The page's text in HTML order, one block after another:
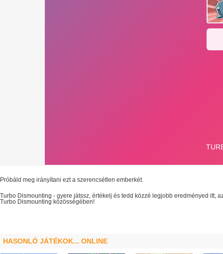
Próbáld meg irányítani ezt a szerencsétlen emberkét.
Turbo Dismounting - gyere játssz, értékelj és tedd közzé legjobb eredményed itt,
Turbo Dismounting közösségében!
HASONLÓ JÁTÉKOK... ONLINE